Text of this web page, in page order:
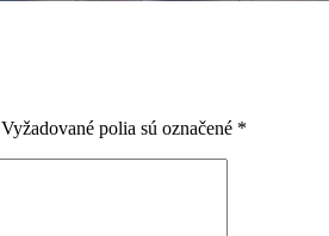
Vyžadované polia sú označené *